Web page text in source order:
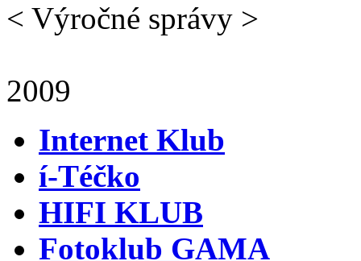
< Výročné správy >
2009
Internet Klub
í-Téčko
HIFI KLUB
Fotoklub GAMA